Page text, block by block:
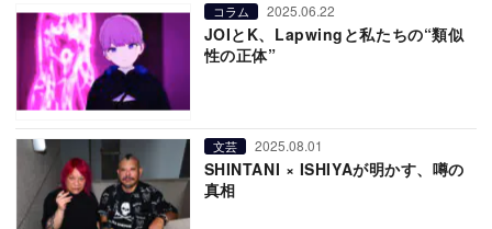
コラム 2025.06.22
JOIとK、Lapwingと私たちの“類似
性の正体”
文芸 2025.08.01
SHINTANI × ISHIYAが明かす、噂の
真相